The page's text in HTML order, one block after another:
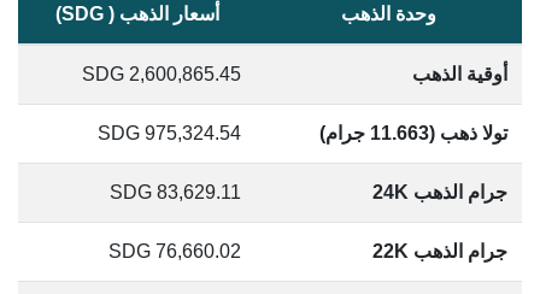
وحدة الذهب أسعار الذهب ( SDG)
أوقية الذهب 2,600,865.45
تولا ذهب (11.663 جرام) 975,324.54
جرام الذهب 24K 83,629.11
جرام الذهب 22K 76,660.02